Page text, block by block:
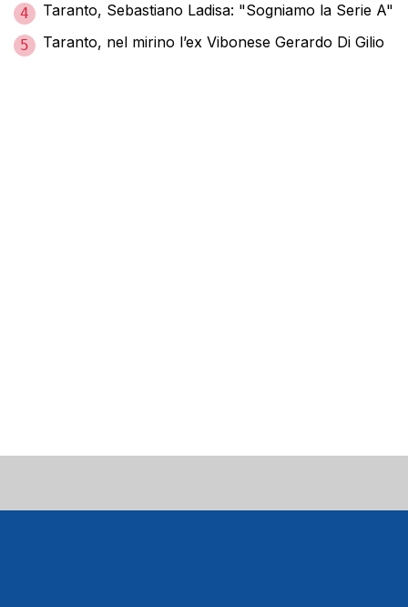
4 Taranto, Sebastiano Ladisa: "Sogniamo la Serie A"
5 Taranto, nel mirino l’ex Vibonese Gerardo Di Gilio